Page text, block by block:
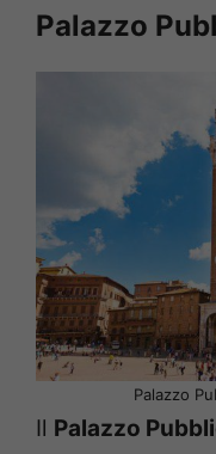
Palazzo
Palazzo
Il Palazzo